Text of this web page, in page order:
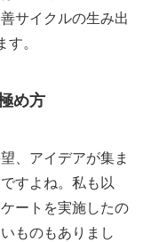
サイクルの生み出
。
め方
、アイデアが集ま
すよね。私も以
ートを実施したの
ものもありまし